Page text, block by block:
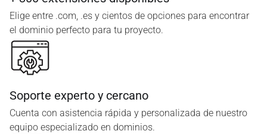
Elige entre .com, .es y cientos de opciones para encontrar
el dominio perfecto para tu proyecto.
Soporte experto y cercano
Cuenta con asistencia rápida y personalizada de nuestro
equipo especializado en dominios.